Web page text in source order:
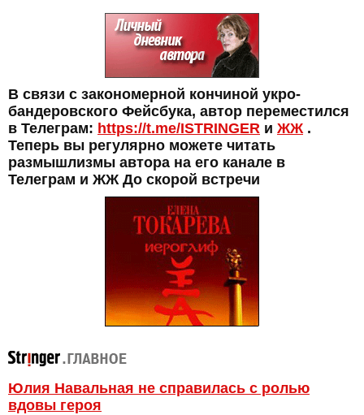
В связи с закономерной кончиной укро-
бандеровского Фейсбука, автор переместился
в Телеграм: https://t.me/ISTRINGER и ЖЖ .
Теперь вы регулярно можете читать
размышлизмы автора на его канале в
Телеграм и ЖЖ До скорой встречи
Юлия Навальная не справилась с ролью
вдовы героя